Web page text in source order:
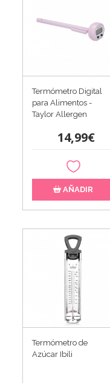
Termómetro Digital
para Alimentos -
Taylor Allergen
14,99€
AÑADIR
Termómetro de
Azúcar Ibili